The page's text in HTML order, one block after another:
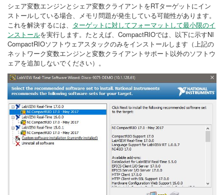
シェア変数エンジンとシェア変数クライアントをRTターゲットにイン
ストールしている場合、メモリ問題が発生している可能性があります。
これを解決するには、 ターゲットに対してフォーマットして最小限のイ
ンストールを実行します。たとえば、CompactRIOでは、以下に示すNI
CompactRIOソフトウェアスタックのみをインストールします（上記の
ネットワーク変数エンジンと変数クライアントサポート以外のソフトウ
ェアを追加しないでください）。